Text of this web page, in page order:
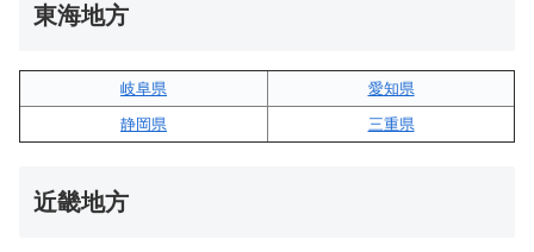
東海地方
岐阜県
愛知県
静岡県
三重県
近畿地方